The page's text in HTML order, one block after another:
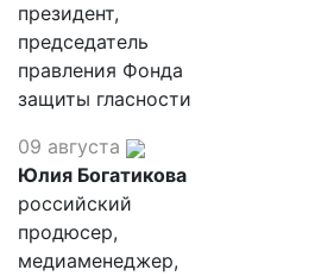
президент,
председатель
правления Фонда
защиты гласности
09 августа
Юлия Богатикова
российский
продюсер,
медиаменеджер,